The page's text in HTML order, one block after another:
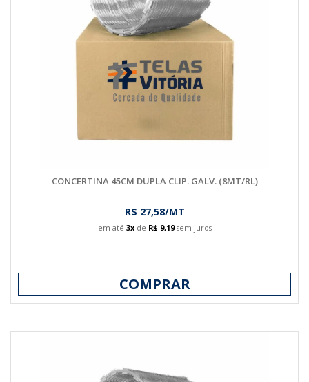
CONCERTINA 45CM DUPLA CLIP. GALV. (8MT/RL)
R$ 27,58/MT
em até 3xde R$ 9,19sem juros
COMPRAR